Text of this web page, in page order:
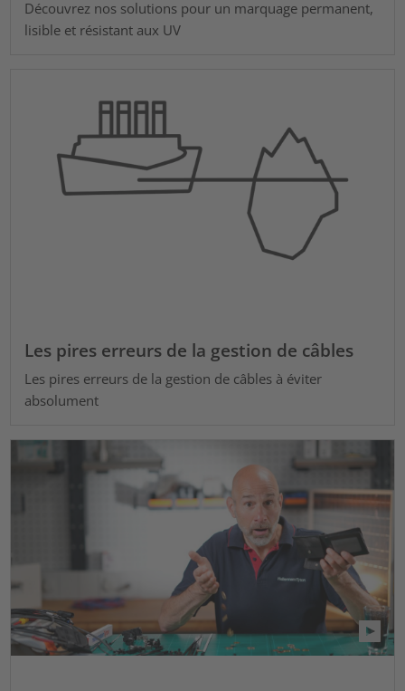
Découvrez nos solutions pour un marquage permanent,
lisible et résistant aux UV
Les pires erreurs de la gestion de câbles
Les pires erreurs de la gestion de câbles à éviter
absolument